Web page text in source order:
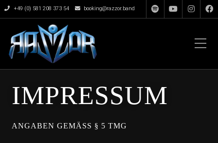
+49 (0) 581 208 373 54 booking@razzor.band
IMPRESSUM
ANGABEN GEMÄSS § 5 TMG